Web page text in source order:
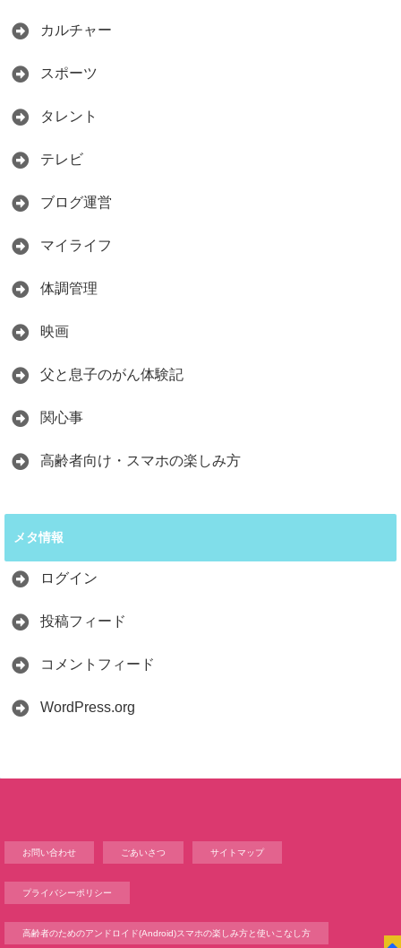
カルチャー
スポーツ
タレント
テレビ
ブログ運営
マイライフ
体調管理
映画
父と息子のがん体験記
関心事
高齢者向け・スマホの楽しみ方
メタ情報
ログイン
投稿フィード
コメントフィード
WordPress.org
お問い合わせ ごあいさつ サイトマップ
プライバシーポリシー
高齢者のためのアンドロイド(Android)スマホの楽しみ方と使いこなし方